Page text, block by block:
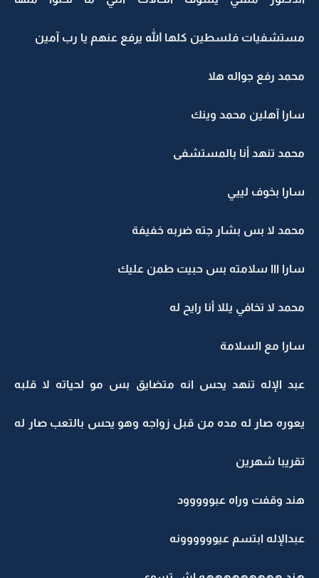
مستشفيات فلسطين كلها الله يرفع عنهم يا رب آمين
محمد رفع جواله هلا
سارا آهلين محمد وينك
محمد تنهد أنا بالمستشفى
سارا بخوف لييي
محمد لا بس بشار جته ضربه خفيفة
سارا ااا سلامته بس حبيت طمن عليك
محمد لا تخافي يللا أنا رايح له
سارا مع السلامة
عبد الإله تنهد يحس انه متضايق بس مو لحياته لا قلبه
يعوره صار له مده من قبل زواجه وهو يحس بالتعب صار له
تقريبا شهرين
هند وقفت وراه عبووووود
عبدالإله ابتسم عيوووووونه